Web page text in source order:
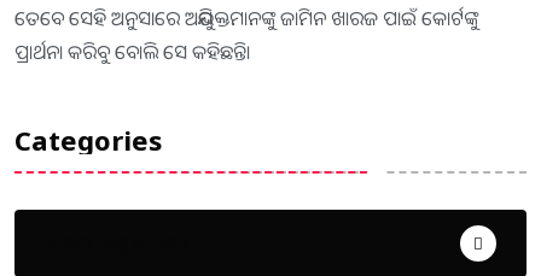
ତେବେ ସେହି ଅନୁସାରେ ଅଭିଯୁକ୍ତମାନଙ୍କୁ ଜାମିନ ଖାରଜ ପାଇଁ କୋର୍ଟଙ୍କୁ
ପ୍ରାର୍ଥନା କରିବୁ ବୋଲି ସେ କହିଛନ୍ତି।
Categories